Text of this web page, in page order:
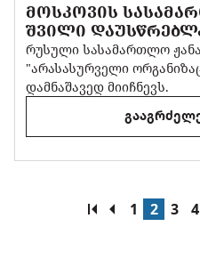
ᲛᲝᲡᲙᲝᲕᲘᲡ
ᲨᲕᲘᲚᲘ
რუსული სასამართლო
"არასასურველი
დამნაშავედ მიიჩნევს.
1 2 3 4